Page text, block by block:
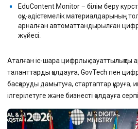
EduContent Monitor – білім беру
оқу-әдістемелік материалдарының
арналған автоматтандырылған
жүйесі.
Аталған іс-шара цифрлық сауаттылықты
таланттарды қолдауға, GovTech пен
басқаруды дамытуға, стартаптар
ілгерілетуге және бизнесті қолдауға